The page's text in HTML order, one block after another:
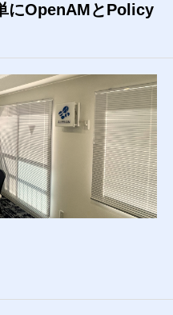
にOpenAMとPolicy